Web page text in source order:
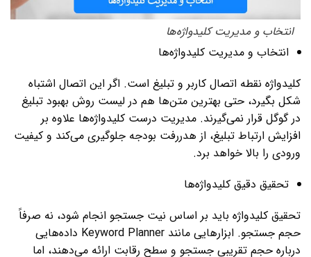
انتخاب و مدیریت کلیدواژه‌ها
انتخاب و مدیریت کلیدواژه‌ها
کلیدواژه نقطه اتصال کاربر و تبلیغ است. اگر این اتصال اشتباه
شکل بگیرد، حتی بهترین متن‌ها هم در لیست روش بهبود تبلیغ
در گوگل قرار نمی‌گیرند. مدیریت درست کلیدواژه‌ها علاوه بر
افزایش ارتباط تبلیغ، از هدررفت بودجه جلوگیری می‌کند و کیفیت
ورودی را بالا خواهد برد.
تحقیق دقیق کلیدواژه‌ها
تحقیق کلیدواژه باید بر اساس نیت جستجو انجام شود، نه صرفاً
حجم جستجو. ابزارهایی مانند Keyword Planner داده‌هایی
درباره حجم تقریبی جستجو و سطح رقابت ارائه می‌دهند، اما